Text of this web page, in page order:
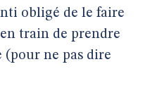
obligé de le faire
train de prendre
(pour ne pas dire